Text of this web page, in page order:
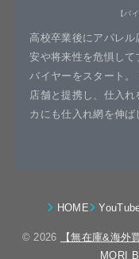
【バ
高校卒業後にアパレ
安や将来性を危惧し
バイヤーをスタート
店舗と提携し、仕入
カにも仕入れ網を伸ば
HOME
© 2026
【無在庫&海外
MORI